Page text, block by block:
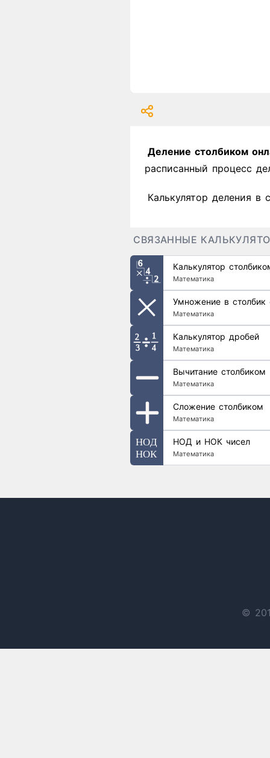
Деление столбиком
расписанный процесс
Калькулятор деления в
СВЯЗАННЫЕ
Калькулятор
Математика
Умножение в столбик
Математика
Калькулятор дробей
Математика
Вычитание столбиком
Математика
Сложение столбиком
Математика
НОД и НОК чисел
Математика
©